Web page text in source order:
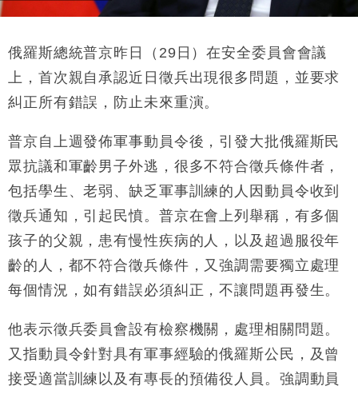
10:57
財經｜美商務部擬擴大金屬關稅範圍 14類產品或加徵
18:15
本地｜新世界K11 9月升級會員制度 增鉑金卡級別鎖
定高消費客群
17:40
財經｜本港6月零售額連升14個月 珠寶鐘錶銷售升勢
最強
16:33
財經｜滙控重啟最多10億美元回購 派息比率目標維持
50%
俄羅斯總統普京昨日（29日）在安全委員會會議
上，首次親自承認近日徵兵出現很多問題，並要求
糾正所有錯誤，防止未來重演。
普京自上週發佈軍事動員令後，引發大批俄羅斯民
眾抗議和軍齡男子外逃，很多不符合徵兵條件者，
包括學生、老弱、缺乏軍事訓練的人因動員令收到
徵兵通知，引起民憤。普京在會上列舉稱，有多個
孩子的父親，患有慢性疾病的人，以及超過服役年
齡的人，都不符合徵兵條件，又強調需要獨立處理
每個情況，如有錯誤必須糾正，不讓問題再發生。
他表示徵兵委員會設有檢察機關，處理相關問題。
又指動員令針對具有軍事經驗的俄羅斯公民，及曾
接受適當訓練以及有專長的預備役人員。強調動員